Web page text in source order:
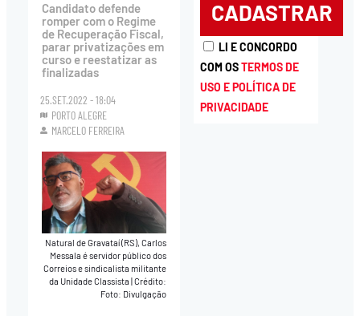
Candidato defende
romper com o Regime
de Recuperação Fiscal,
parar privatizações em
curso e reestatizar as
finalizadas
25.SET.2022 - 18:04
PORTO ALEGRE
MARCELO FERREIRA
Natural de Gravataí (RS), Carlos
Messala é servidor público dos
Correios e sindicalista militante
da Unidade Classista Crédito:
Foto: Divulgação
LI E CONCORDO
COM OSTERMOS DE
USO E POLÍTICA DE
PRIVACIDADE